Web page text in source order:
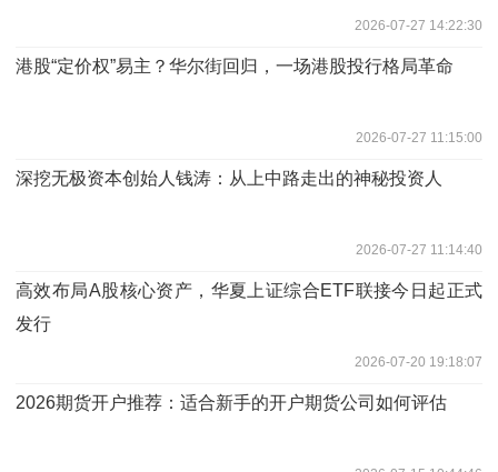
2026-07-27 14:22:30
港股“定价权”易主？华尔街回归，一场港股投行格局革命
2026-07-27 11:15:00
深挖无极资本创始人钱涛：从上中路走出的神秘投资人
2026-07-27 11:14:40
高效布局A股核心资产，华夏上证综合ETF联接今日起正式
发行
2026-07-20 19:18:07
2026期货开户推荐：适合新手的开户期货公司如何评估